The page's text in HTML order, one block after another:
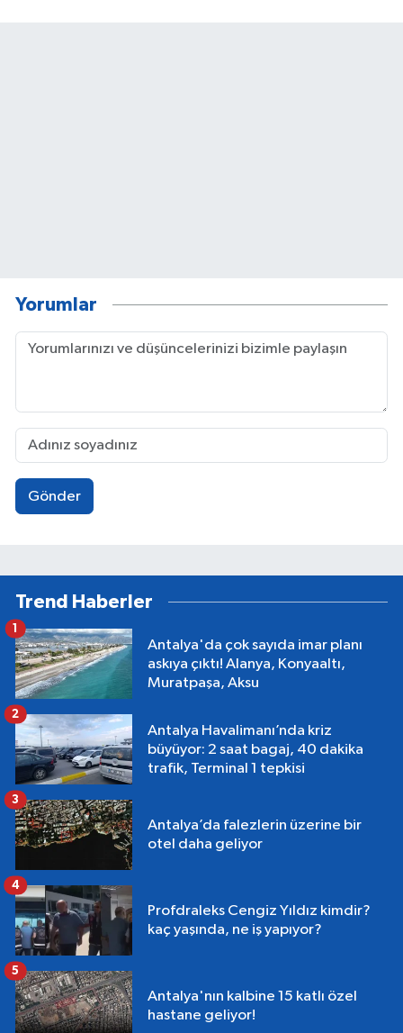
Yorumlar
Gönder
Trend Haberler
Antalya'da çok sayıda imar planı
askıya çıktı! Alanya, Konyaaltı,
Muratpaşa, Aksu
1
Antalya Havalimanı’nda kriz
büyüyor: 2 saat bagaj, 40 dakika
trafik, Terminal 1 tepkisi
2
Antalya’da falezlerin üzerine bir
otel daha geliyor
3
Profdraleks Cengiz Yıldız kimdir?
kaç yaşında, ne iş yapıyor?
4
Antalya'nın kalbine 15 katlı özel
hastane geliyor!
5